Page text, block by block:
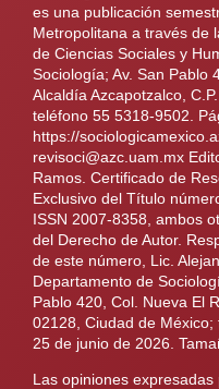
es una publicación
Metropolitana a través de
de Ciencias Sociales y
Sociología; Av. San Pablo
Alcaldía Azcapotzalco,
teléfono 55 5318-9502.
https://
revisoci@azc.uam.mx
Ramos. Certificado de
Exclusivo del Título
ISSN 2007-8358, ambos
del Derecho de Autor.
de este número, Lic.
Departamento de
Pablo 420, Col. Nueva El
02128, Ciudad de
25 de junio de 2026.
Las opiniones